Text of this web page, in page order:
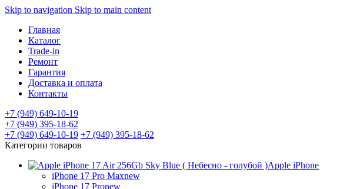
Skip to navigation Skip to main content
Главная
Каталог
Trade-in
Ремонт
Гарантия
Доставка и оплата
Контакты
+7 (949) 649-10-19
+7 (949) 395-18-62
+7 (949) 649-10-19 +7 (949) 395-18-62
Категории товаров
Apple iPhone
iPhone 17 Pro Maxnew
iPhone 17 Pronew